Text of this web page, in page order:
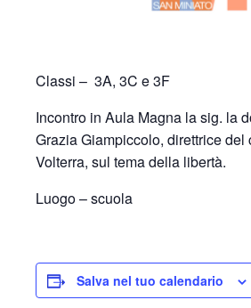
Classi – 3A, 3C e 3F
Incontro in Aula Magna la sig. la
Grazia Giampiccolo, direttrice del
Volterra, sul tema della libertà.
Luogo – scuola
Salva nel tuo calendario